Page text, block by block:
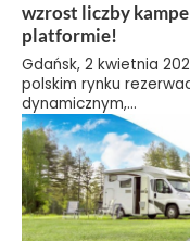
wzrost liczby
platformie!
Gdańsk, 2 kwietnia
polskim rynku
dynamicznym,...